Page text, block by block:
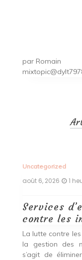
par Romain
Uncategorized
août 6, 2026 1
Services
contre les
La lutte contre
la gestion des
s’agit de